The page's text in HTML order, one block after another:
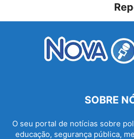
SOBRE
O seu portal de notícias sobre
educação, segurança pública,